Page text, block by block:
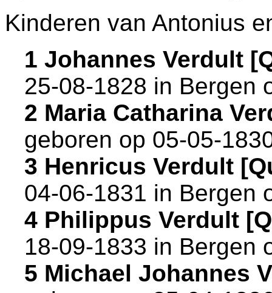
Kinderen van Antonius
1 Johannes Verdult
25-08-1828 in Bergen
2 Maria Catharina
geboren op 05-05-
3 Henricus Verdult
04-06-1831 in Bergen
4 Philippus Verdult
18-09-1833 in Bergen
5 Michael Johannes